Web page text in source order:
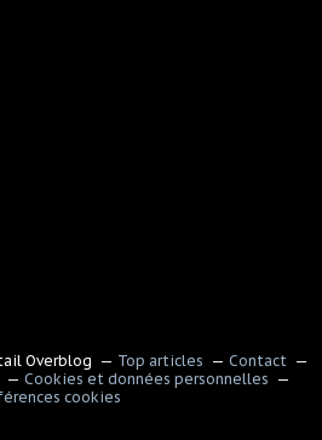
Overblog Top articles
Contact
Cookies et données personnelles
cookies